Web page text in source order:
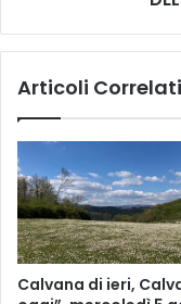
I
F
U
L
I
-
V
E
N
E
P
R
O
V
A
A
Articoli Correlati
Calvana di ieri,